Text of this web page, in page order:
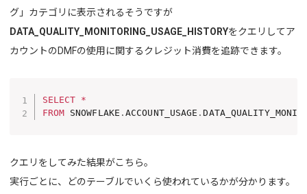
グ」カテゴリに表示されるそうですが
DATA_QUALITY_MONITORING_USAGE_HISTORYをクエリしてア
カウントのDMFの使用に関するクレジット消費を追跡できます。
SELECT *
FROM SNOWFLAKE .ACCOUNT_USAGE .
クエリをしてみた結果がこちら。
実行ごとに、どのテーブルでいくら使われているかが分かります。